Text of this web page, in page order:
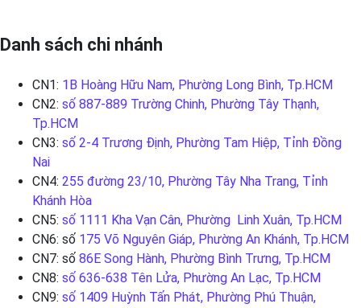
Danh sách chi nhánh
CN1: 1B Hoàng Hữu Nam, Phường Long Bình, Tp.HCM
CN2: số 887-889 Trường Chinh, Phường Tây Thạnh,
Tp.HCM
CN3: số 2-4 Trương Định, Phường Tam Hiệp, Tỉnh Đồng
Nai
CN4: 255 đường 23/10, Phường Tây Nha Trang, Tỉnh
Khánh Hòa
CN5: số 1111 Kha Vạn Cân, Phường Linh Xuân, Tp.HCM
CN6: số 175 Võ Nguyên Giáp, Phường An Khánh, Tp.HCM
CN7: số 86E Song Hành, Phường Bình Trưng, Tp.HCM
CN8: số 636-638 Tên Lửa, Phường An Lạc, Tp.HCM
CN9: số 1409 Huỳnh Tấn Phát, Phường Phú Thuận,